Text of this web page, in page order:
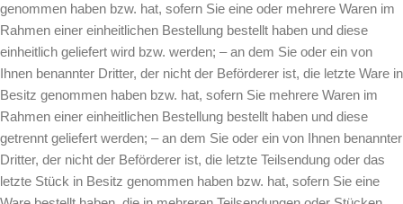
genommen haben bzw. hat, sofern Sie eine oder mehrere Waren im
Rahmen einer einheitlichen Bestellung bestellt haben und diese
einheitlich geliefert wird bzw. werden; – an dem Sie oder ein von
Ihnen benannter Dritter, der nicht der Beförderer ist, die letzte Ware in
Besitz genommen haben bzw. hat, sofern Sie mehrere Waren im
Rahmen einer einheitlichen Bestellung bestellt haben und diese
getrennt geliefert werden; – an dem Sie oder ein von Ihnen benannter
Dritter, der nicht der Beförderer ist, die letzte Teilsendung oder das
letzte Stück in Besitz genommen haben bzw. hat, sofern Sie eine